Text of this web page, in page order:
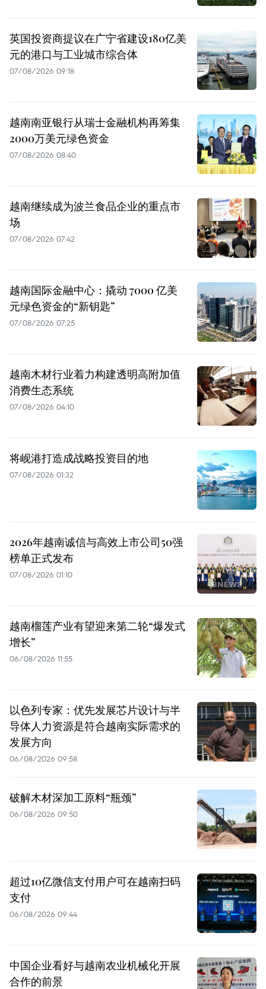
英国投资商提议在广宁省建设180亿美
元的港口与工业城市综合体
07/08/2026 09:18
越南南亚银行从瑞士金融机构再筹集
2000万美元绿色资金
07/08/2026 08:40
越南继续成为波兰食品企业的重点市
场
07/08/2026 07:42
越南国际金融中心：撬动 7000 亿美
元绿色资金的“新钥匙”
07/08/2026 07:25
越南木材行业着力构建透明高附加值
消费生态系统
07/08/2026 04:10
将岘港打造成战略投资目的地
07/08/2026 01:32
2026年越南诚信与高效上市公司50强
榜单正式发布
07/08/2026 01:10
越南榴莲产业有望迎来第二轮“爆发式
增长”
06/08/2026 11:55
以色列专家：优先发展芯片设计与半
导体人力资源是符合越南实际需求的
发展方向
06/08/2026 09:58
破解木材深加工原料“瓶颈”
06/08/2026 09:50
超过10亿微信支付用户可在越南扫码
支付
06/08/2026 09:44
中国企业看好与越南农业机械化开展
合作的前景